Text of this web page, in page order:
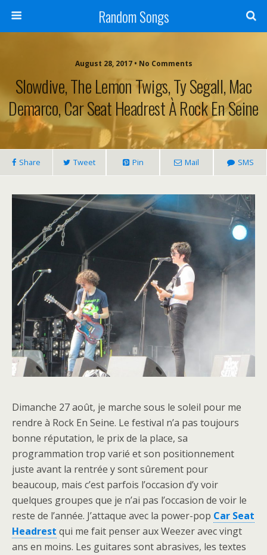
Random Songs
August 28, 2017 • No Comments
Slowdive, The Lemon Twigs, Ty Segall, Mac
Demarco, Car Seat Headrest À Rock En Seine
Share Tweet Pin Mail SMS
Dimanche 27 août, je marche sous le soleil pour me
rendre à Rock En Seine. Le festival n’a pas toujours
bonne réputation, le prix de la place, sa
programmation trop varié et son positionnement
juste avant la rentrée y sont sûrement pour
beaucoup, mais c’est parfois l’occasion d’y voir
quelques groupes que je n’ai pas l’occasion de voir le
reste de l’année. J’attaque avec la power-pop Car Seat
Headrest qui me fait penser aux Weezer avec vingt
ans en moins. Les guitares sont abrasives, les textes